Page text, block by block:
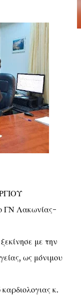
ΓΝ Λακωνίας-
με την
ως μόνιμου
κ.